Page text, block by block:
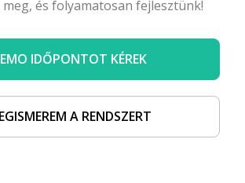
és folyamatosan fejlesztünk!
IDŐPONTOT KÉREK
A RENDSZERT